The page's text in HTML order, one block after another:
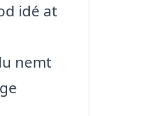
idé at
nemt